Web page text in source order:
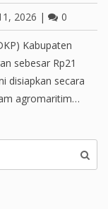
2026 | 0
Kabupaten
sebesar Rp21
disiapkan secara
agromaritim…